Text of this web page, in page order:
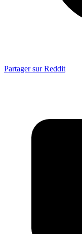
Partager sur Reddit